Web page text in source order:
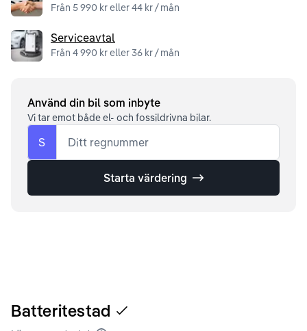
Från 5 990 kr eller 44 kr / mån
Serviceavtal
Från 4 990 kr eller 36 kr / mån
Använd din bil som inbyte
Vi tar emot både el- och fossildrivna bilar.
S Ditt regnummer
Starta värdering
Batteritestad